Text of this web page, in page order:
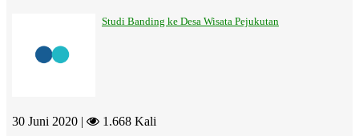
Studi Banding ke Desa Wisata Pejukutan
30 Juni 2020 | 1.668 Kali